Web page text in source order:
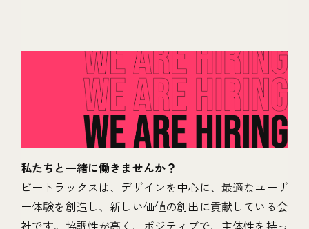
私たちと一緒に働きませんか？
ビートラックスは、デザインを中心に、最適なユーザ
ー体験を創造し、新しい価値の創出に貢献している会
社です。協調性が高く、ポジティブで、主体性を持っ